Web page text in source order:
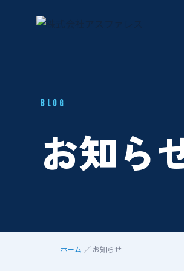
BLOG
お知ら
ホーム ／ お知らせ